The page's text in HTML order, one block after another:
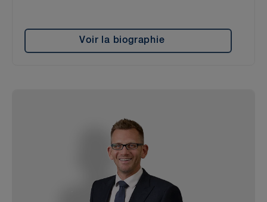
Voir la biographie